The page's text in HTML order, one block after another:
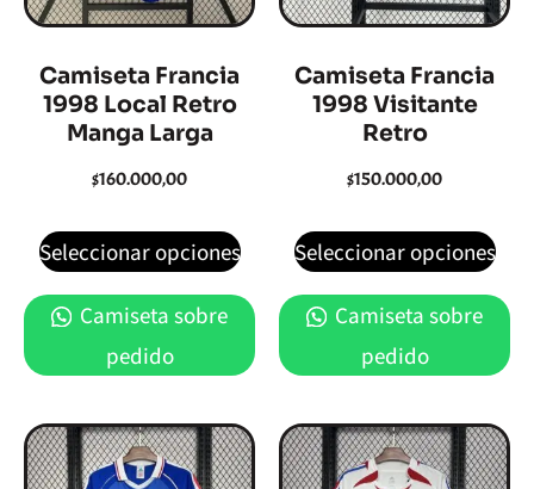
Camiseta Francia
1998 Local Retro
Manga Larga
$160.000,00
Seleccionar opciones
Camiseta sobre
pedido
Camiseta Francia
1998 Visitante
Retro
$150.000,00
Seleccionar opciones
Camiseta sobre
pedido